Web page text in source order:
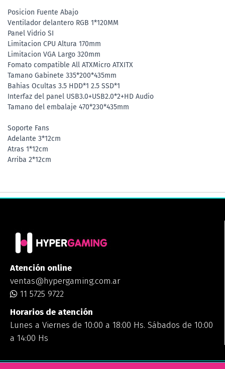
Posicion Fuente Abajo
Ventilador delantero RGB 1*120MM
Panel Vidrio SI
Limitacion CPU Altura 170mm
Limitacion VGA Largo 320mm
Fomato compatible All ATXMicro ATXITX
Tamano Gabinete 335*200*435mm
Bahias Ocultas 3.5 HDD*1 2.5 SSD*1
Interfaz del panel USB3.0+USB2.0*2+HD Audio
Tamano del embalaje 470*230*435mm
Soporte Fans
Adelante 3*12cm
Atras 1*12cm
Arriba 2*12cm
Atención online
ventas@hypergaming.com.ar
11 5725 9722
Horarios de atención
Lunes a Viernes de 10:00 a 18:00 Hs. Sábados de 10:00
a 14:00 Hs